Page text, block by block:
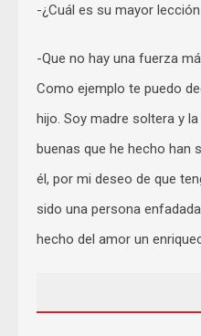
-¿Cuál es su mayor
-Que no hay una fuerza
Como ejemplo te puedo
hijo. Soy madre soltera y
buenas que he hecho han
él, por mi deseo de que
sido una persona
hecho del amor un